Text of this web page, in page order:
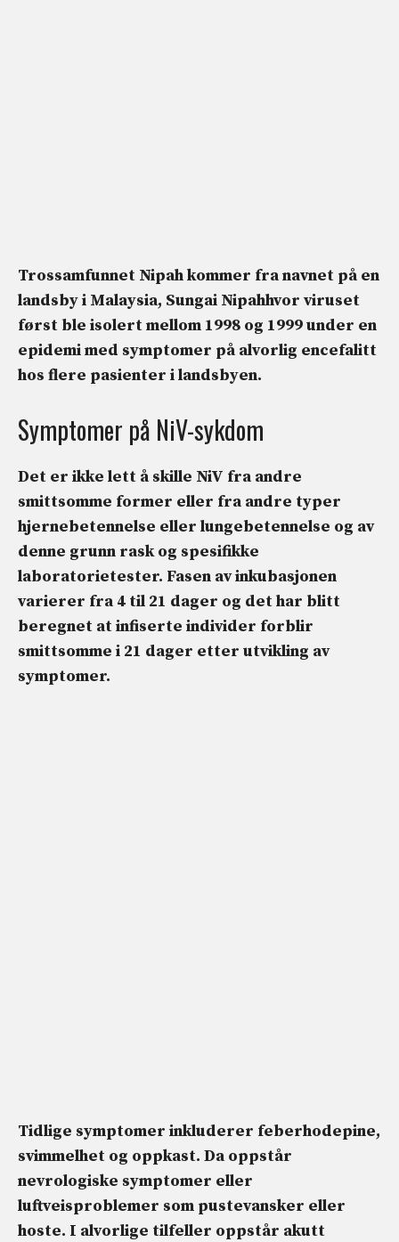
Trossamfunnet Nipahkommer fra navnet på en
landsby i Malaysia, Sungai Nipahhvor viruset
først ble isolert mellom 1998 og 1999 under en
epidemi med symptomer på alvorlig encefalitt
hos flere pasienter i landsbyen.
Symptomer på NiV-sykdom
Det er ikke lett å skille NiV fra andre
smittsomme former eller fra andre typer
hjernebetennelse eller lungebetennelse og av
denne grunn rask og spesifikke
laboratorietester. Fasen avinkubasjonen
varierer fra 4 til 21 dager og det har blitt
beregnet at infiserte individer forblir
smittsomme i 21 dager etter utvikling av
symptomer.
Tidlige symptomer inkluderer feberhodepine,
svimmelhet og oppkast. Da oppstår
nevrologiske symptomer eller
luftveisproblemer som pustevansker eller
hoste. I alvorlige tilfeller oppstår akutt